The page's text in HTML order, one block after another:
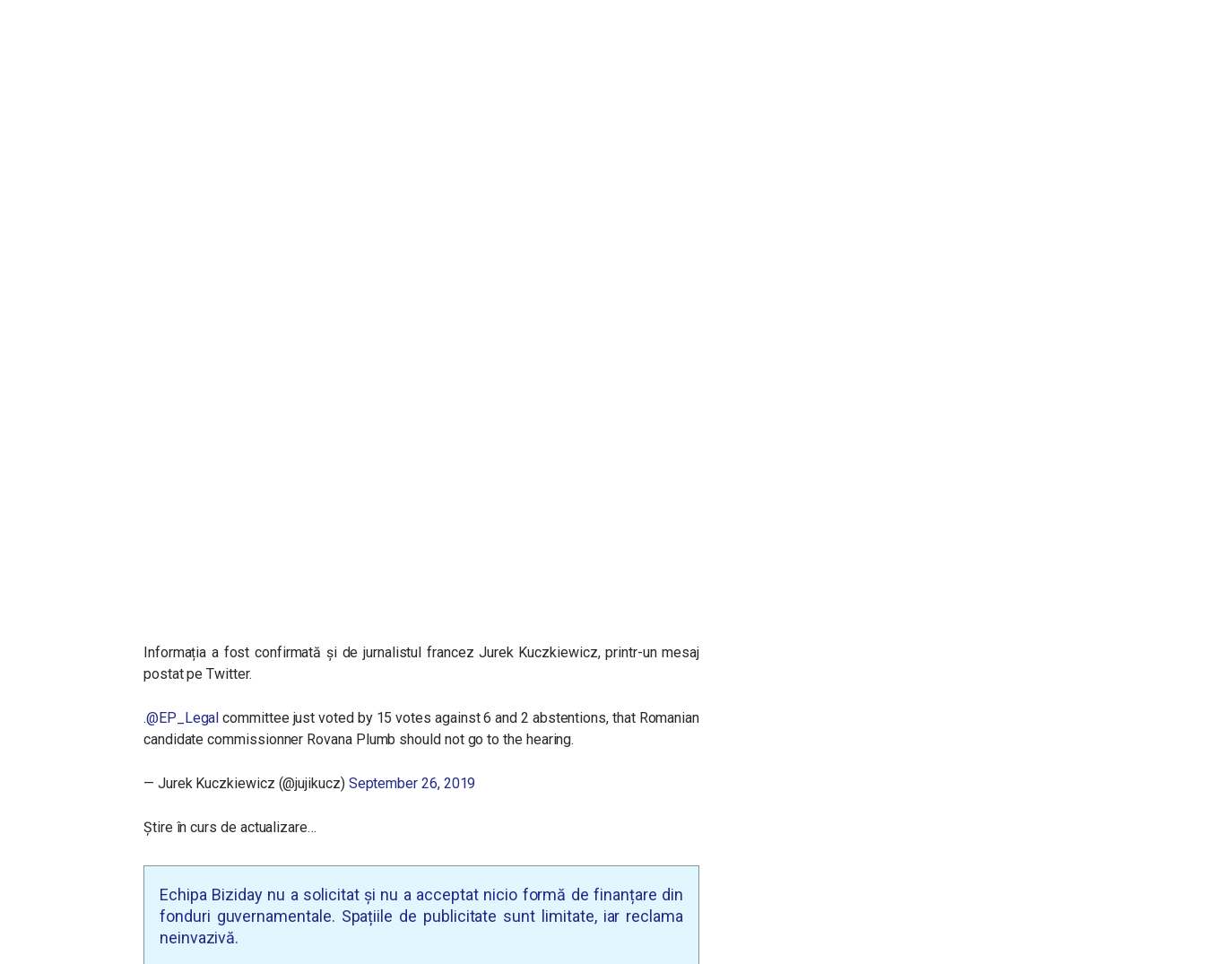
Informația a fost confirmată și de jurnalistul francez Jurek Kuczkiewicz, printr-un mesaj
postat pe Twitter.
.@EP_Legal committee just voted by 15 votes against 6 and 2 abstentions, that Romanian
candidate commissionner Rovana Plumb should not go to the hearing.
— Jurek Kuczkiewicz (@jujikucz) September 26, 2019
Știre în curs de actualizare…
Echipa Biziday nu a solicitat și nu a acceptat nicio formă de finanțare din
fonduri guvernamentale. Spațiile de publicitate sunt limitate, iar reclama
neinvazivă.